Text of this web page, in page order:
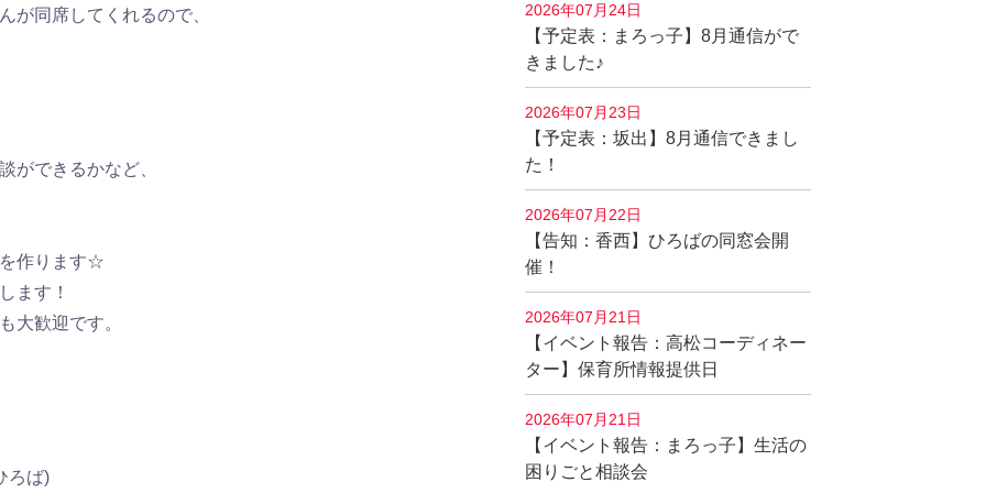
が同席してくれるので、
ができるかなど、
作ります☆
ます！
大歓迎です。
ろば)
2026年07月24日
【予定表：まろっ子】8月通信がで
きました♪
2026年07月23日
【予定表：坂出】8月通信できまし
た！
2026年07月22日
【告知：香西】ひろばの同窓会開
催！
2026年07月21日
【イベント報告：高松コーディネー
ター】保育所情報提供日
2026年07月21日
【イベント報告：まろっ子】生活の
困りごと相談会